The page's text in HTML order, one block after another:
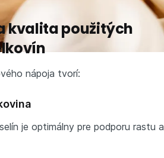
kvalita použitých
nápoja tvorí:
je⁠⁠⁠⁠⁠⁠ optimálny pre podporu rastu a